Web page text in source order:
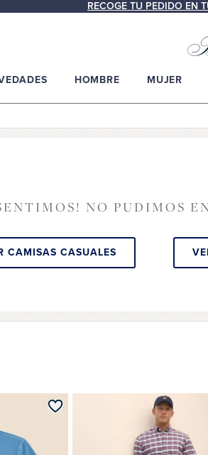
RECOGE TU PEDIDO EN
HOMBRE MUJER
NO PUDIMOS
CAMISAS CASUALES